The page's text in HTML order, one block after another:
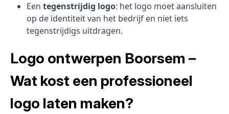
Een tegenstrijdig logo: het logo moet aansluiten
op de identiteit van het bedrijf en niet iets
tegenstrijdigs uitdragen.
Logo ontwerpen Boorsem –
Wat kost een professioneel
logo laten maken?